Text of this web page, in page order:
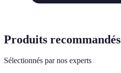
Produits recommandés
Sélectionnés par nos experts